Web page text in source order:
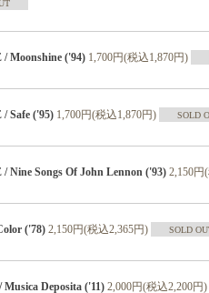
Moonshine ('94) 1,700円(税込1,870円)
Safe ('95) 1,700円(税込1,870円) SOLD
Nine Songs Of John Lennon ('93) 2,150円
('78) 2,150円(税込2,365円) SOLD
Deposita ('11) 2,000円(税込2,200円)